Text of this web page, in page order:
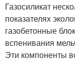
Газосиликат
показателях
газобетонные
вспенивания
Эти компоненты